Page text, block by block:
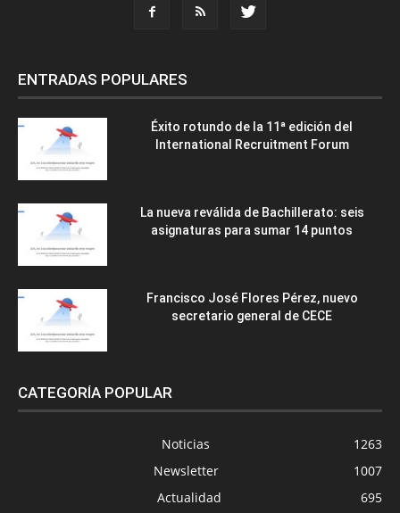
ENTRADAS POPULARES
Éxito rotundo de la 11ª edición del
International Recruitment Forum
La nueva reválida de Bachillerato: seis
asignaturas para sumar 14 puntos
Francisco José Flores Pérez, nuevo
secretario general de CECE
CATEGORÍA POPULAR
Noticias
1263
Newsletter
1007
Actualidad
695